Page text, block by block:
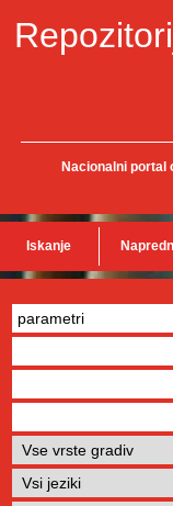
Nacionalni portal
Iskanje